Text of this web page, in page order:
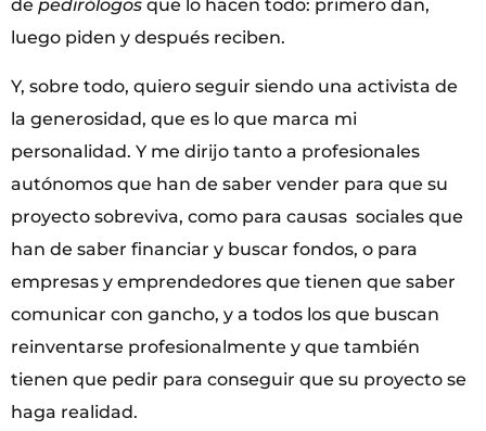
de pedirólogos que lo hacen todo: primero dan,
luego piden y después reciben.
Y, sobre todo, quiero seguir siendo una activista de
la generosidad, que es lo que marca mi
personalidad. Y me dirijo tanto a profesionales
autónomos que han de saber vender para que su
proyecto sobreviva, como para causas sociales que
han de saber financiar y buscar fondos, o para
empresas y emprendedores que tienen que saber
comunicar con gancho, y a todos los que buscan
reinventarse profesionalmente y que también
tienen que pedir para conseguir que su proyecto se
haga realidad.